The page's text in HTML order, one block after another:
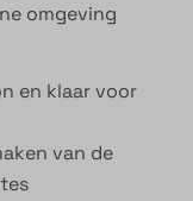
omgeving
en klaar voor
van de